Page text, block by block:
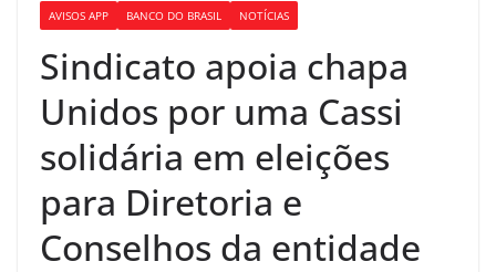
AVISOS APP BANCO DO BRASIL NOTÍCIAS
Sindicato apoia chapa
Unidos por uma Cassi
solidária em eleições
para Diretoria e
Conselhos da entidade